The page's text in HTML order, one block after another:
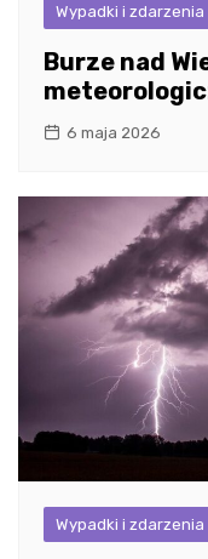
Wypadki i zdarzenia
Burze nad
6 maja 2026
Wypadki i zdarzenia